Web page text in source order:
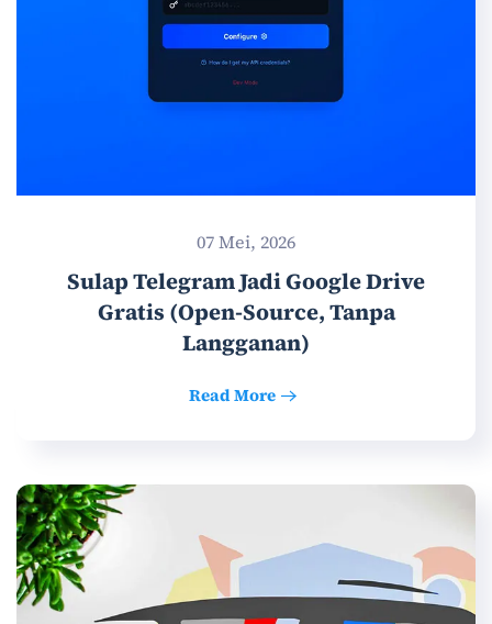
07 Mei, 2026
Sulap Telegram Jadi Google Drive
Gratis (Open-Source, Tanpa
Langganan)
Read More